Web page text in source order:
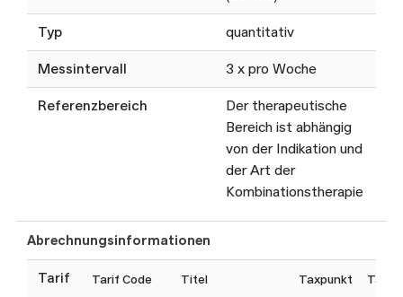
Typ quantitativ
Messintervall 3 x pro Woche
Referenzbereich
Der therapeutische
Bereich ist abhängig
von der Indikation und
der Art der
Kombinationstherapie
Abrechnungsinformationen
Tarif Tarif Code Titel Taxpunkt